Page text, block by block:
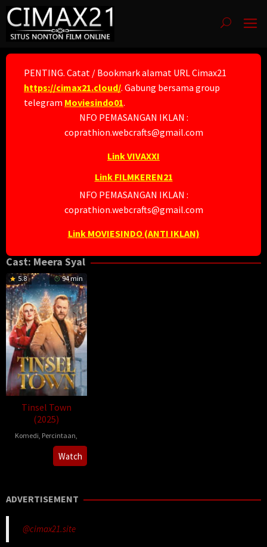
Skip
to
content
PENTING. Catat / Bookmark alamat URL Cimax21
https://cimax21.cloud/. Gabung bersama group
telegram Moviesindo01.
NFO PEMASANGAN IKLAN :
coprathion.webcrafts@gmail.com
Link VIVAXXI
Link FILMKEREN21
NFO PEMASANGAN IKLAN :
coprathion.webcrafts@gmail.com
Link MOVIESINDO (ANTI IKLAN)
Cast: Meera Syal
5.8 94 min
Tinsel Town
(2025)
Komedi Percintaan
2025-
11-
Chris
Foggin
Watch
ADVERTISEMENT
@cimax21.site